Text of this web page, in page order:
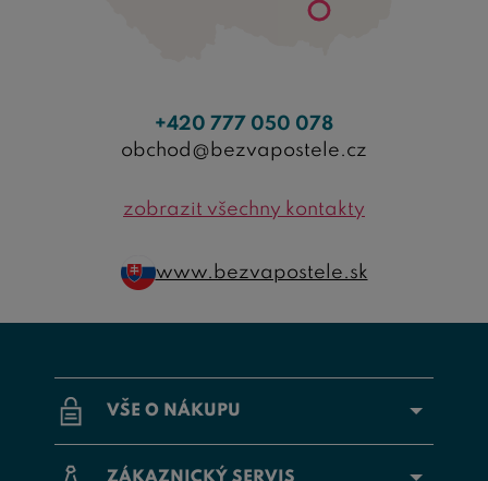
VŠE O NÁKUPU
ZÁKAZNICKÝ SERVIS
+420 777 050 078
obchod@bezvapostele.cz
zobrazit všechny kontakty
www.bezvapostele.sk